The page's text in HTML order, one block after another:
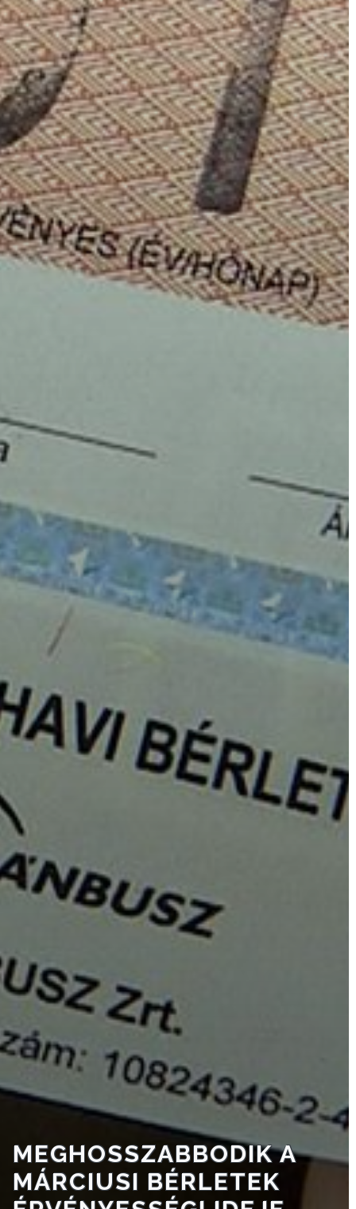
A
VÁROS
PÉNZÜGYEI
KÖLTSÉGVETÉSI
RENDELETEK
FEJLESZTÉSEK
KÖRNYEZETVÉDELEM
TELEPÜLÉSRENDEZÉS
ÉS
KONCEPCIÓK
BEJELENTŐ
VÁROSHÁZA
AZ
ÖNKORMÁNYZAT
A
KÉPVISELŐ-
VÁROSRENDÉSZET
TÁJÉKOZTATÓK
MEGHOSSZABBODIK A
MÁRCIUSI BÉRLETEK